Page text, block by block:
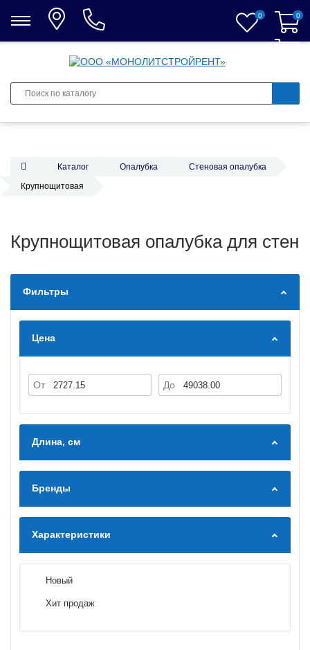
0 0
0
Каталог Опалубка
Стеновая опалубка
Крупнощитовая
Крупнощитовая опалубка для стен
Фильтры
Цена
От До
Длина, см
Бренды
Характеристики
Новый
Хит продаж